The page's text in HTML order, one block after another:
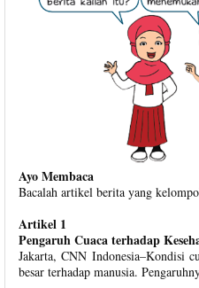
Ayo Membaca
Bacalah artikel berita yang
Artikel 1
Pengaruh Cuaca terhadap
Jakarta, CNN Indonesia–Kondisi
besar terhadap manusia.